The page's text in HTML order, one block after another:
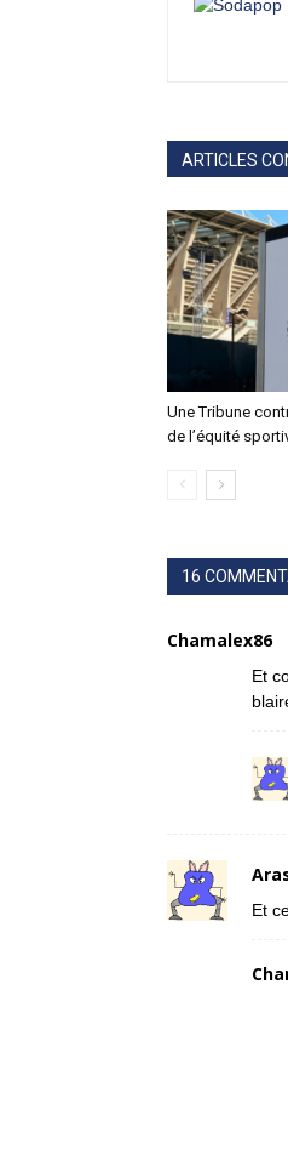
ARTICLES
Une Tribune
de l’équité
16
Chamalex86
Et
Et